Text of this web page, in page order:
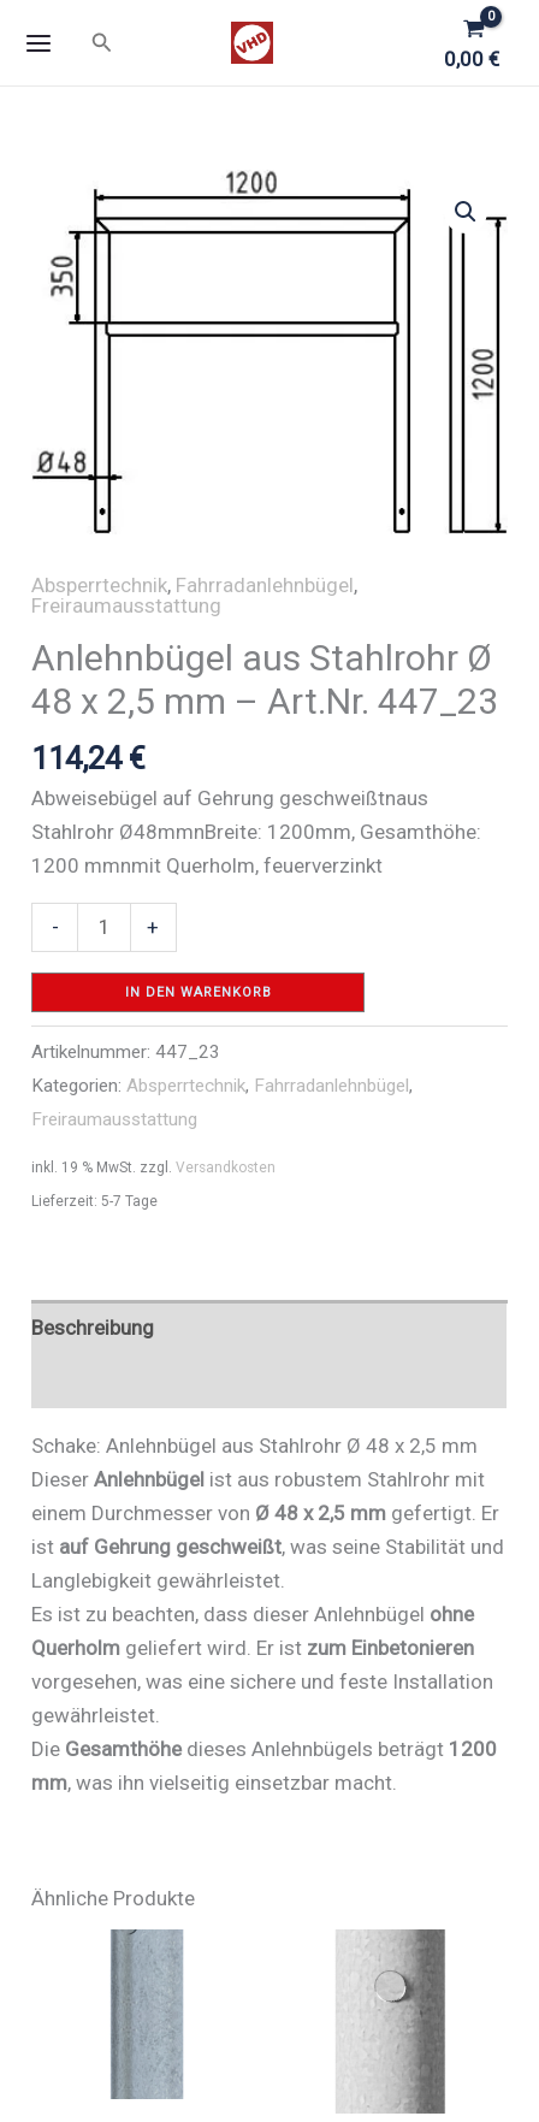
Inhalt
Suchen
0,00€
Absperrtechnik, Fahrradanlehnbügel,
Freiraumausstattung
Anlehnbügel aus Stahlrohr Ø
48 x 2,5 mm – Art.Nr. 447_23
114,24 €
Abweisebügel auf Gehrung geschweißtnaus
Stahlrohr Ø48mmnBreite: 1200mm, Gesamthöhe:
1200 mmnmit Querholm, feuerverzinkt
-
Anlehnbügel
aus
Ø
48
x
2,5
mm
+
IN DEN WARENKORB
Artikelnummer:447_23
Kategorien:Absperrtechnik, Fahrradanlehnbügel,
Freiraumausstattung
inkl. 19 % MwSt. zzgl.Versandkosten
Lieferzeit: 5-7 Tage
Beschreibung
Schake: Anlehnbügel aus Stahlrohr Ø 48 x 2,5 mm
DieserAnlehnbügel ist aus robustem Stahlrohr mit
einem Durchmesser von Ø 48 x 2,5 mm gefertigt. Er
ist auf Gehrung geschweißt, was seine Stabilität und
Langlebigkeit gewährleistet.
Es ist zu beachten, dass dieser Anlehnbügel ohne
Querholm geliefert wird. Er ist zum Einbetonieren
vorgesehen, was eine sichere und feste Installation
gewährleistet.
Die Gesamthöhedieses Anlehnbügels beträgt 1200
mm, was ihn vielseitig einsetzbar macht.
Ähnliche Produkte